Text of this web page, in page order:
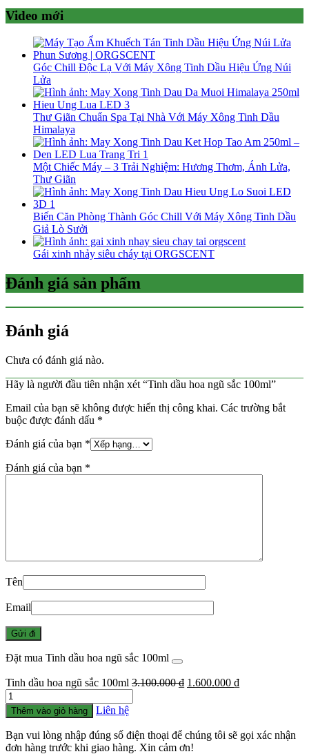
Video mới
Góc Chill Độc Lạ Với Máy Xông Tinh Dầu Hiệu Ứng Núi
Lửa
Thư Giãn Chuẩn Spa Tại Nhà Với Máy Xông Tinh Dầu
Himalaya
Một Chiếc Máy – 3 Trải Nghiệm: Hương Thơm, Ánh Lửa,
Thư Giãn
Biến Căn Phòng Thành Góc Chill Với Máy Xông Tinh Dầu
Giả Lò Sưởi
Gái xinh nhảy siêu cháy tại ORGSCENT
Đánh giá sản phẩm
Đánh giá
Chưa có đánh giá nào.
Hãy là người đầu tiên nhận xét “Tinh dầu hoa ngũ sắc 100ml”
Email của bạn sẽ không được hiển thị công khai. Các trường bắt
buộc được đánh dấu *
Đánh giá của bạn *
Đánh giá của bạn *
Tên
Email
Đặt mua Tinh dầu hoa ngũ sắc 100ml
Tinh dầu hoa ngũ sắc 100ml 3.100.000₫ Giá
1.600.000 ₫Giá
1.600.000 ₫.
Số
lượng
Thêm vào giỏ hàng Liên hệ
Bạn vui lòng nhập đúng số điện thoại để chúng tôi sẽ gọi xác nhận
đơn hàng trước khi giao hàng. Xin cảm ơn!